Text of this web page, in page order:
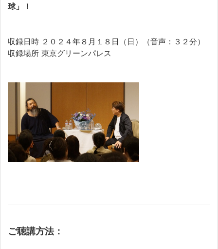
球」！
収録日時 ２０２４年８月１８日（日）（音声：３２分）
収録場所 東京グリーンパレス
ご聴講方法：